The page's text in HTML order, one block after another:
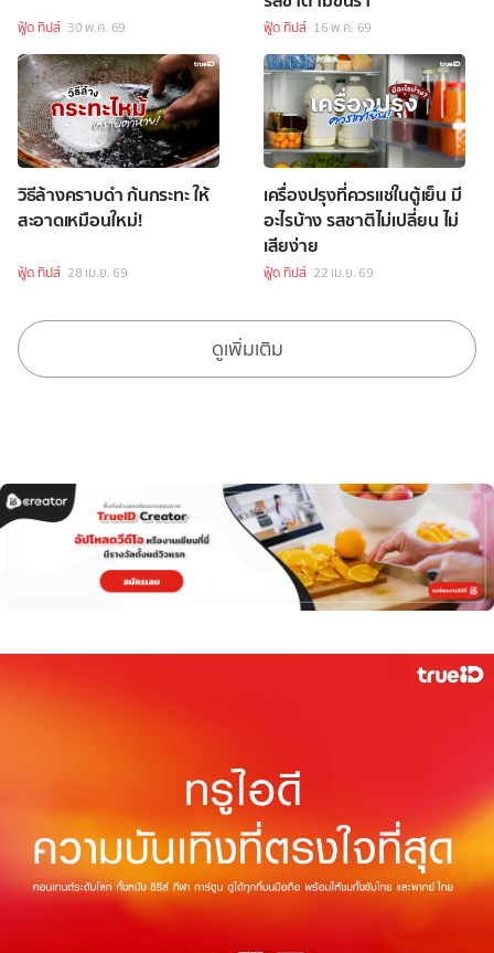
ฟู้ด ทิปส์ 30 พ.ค. 69 ฟู้ด ทิปส์ 16 พ.ค. 69
วิธีล้างคราบดำ ก้นกระทะ ให้
สะอาดเหมือนใหม่!
ฟู้ด ทิปส์ 28 เม.ย. 69
เครื่องปรุงที่ควรแช่ในตู้เย็น มี
อะไรบ้าง รสชาติไม่เปลี่ยน ไม่
เสียง่าย
ฟู้ด ทิปส์ 22 เม.ย. 69
ดูเพิ่มเติม